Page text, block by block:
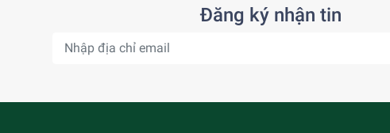
Đăng ký nhận tin